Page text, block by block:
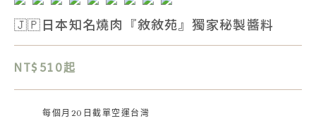
🇯🇵日本知名燒肉『敘敘苑』獨家秘製醬料
NT$510起
每個月20日截單空運台灣